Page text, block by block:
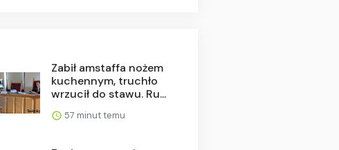
Zabił amstaffa nożem
kuchennym, truchło
wrzucił do stawu. Ru...
57 minut temu